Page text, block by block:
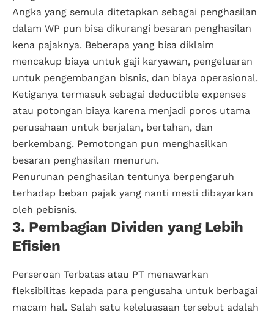
Angka yang semula ditetapkan sebagai penghasilan
dalam WP pun bisa dikurangi besaran penghasilan
kena pajaknya. Beberapa yang bisa diklaim
mencakup biaya untuk gaji karyawan, pengeluaran
untuk pengembangan bisnis, dan biaya operasional.
Ketiganya termasuk sebagai deductible expenses
atau potongan biaya karena menjadi poros utama
perusahaan untuk berjalan, bertahan, dan
berkembang. Pemotongan pun menghasilkan
besaran penghasilan menurun.
Penurunan penghasilan tentunya berpengaruh
terhadap beban pajak yang nanti mesti dibayarkan
oleh pebisnis.
3. Pembagian Dividen yang Lebih
Efisien
Perseroan Terbatas atau PT menawarkan
fleksibilitas kepada para pengusaha untuk berbagai
macam hal. Salah satu keleluasaan tersebut adalah